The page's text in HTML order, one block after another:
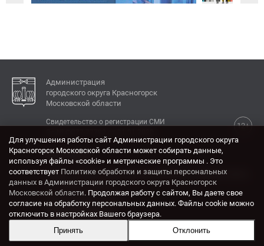
Администрация
городского округа Красногорск
Московской области
12+
Свидетельство о регистрации СМИ
КОНТАКТЫ
Адрес: 143404, Московская область, г. Красногорск,
ул. Ленина, дом 4.
Электронная почта:
krasrn@mosreg.ru
Разработка и поддержка сайта ADN
Для улучшения работы сайт Администрации городского округа
Красногорск Московской области может собирать данные,
используя файлы «cookie» и метрические программы . Это
соответствует Политике обработки и защиты персональных
данных в Администрации городского округа Красногорск
Московской области. Продолжая работу с сайтом, Вы даете свое
согласие на обработку персональных данных. Файлы cookie можно
отключить в настройках Вашего браузера.
Принять
Отклонить